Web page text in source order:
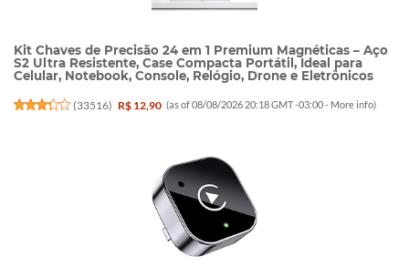
Kit Chaves de Precisão 24 em 1 Premium Magnéticas – Aço
S2 Ultra Resistente, Case Compacta Portátil, Ideal para
Celular, Notebook, Console, Relógio, Drone e Eletrônicos
(33516) R$ 12,90 (as of 08/08/2026 20:18 GMT -03:00 - More info)